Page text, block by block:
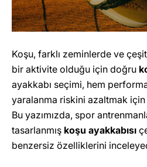
Koşu, farklı zeminlerde ve
bir aktivite olduğu için doğru
ayakkabı seçimi, hem
yaralanma riskini azaltmak
Bu yazımızda, spor
tasarlanmış koşu ayakkabısı
benzersiz özelliklerini